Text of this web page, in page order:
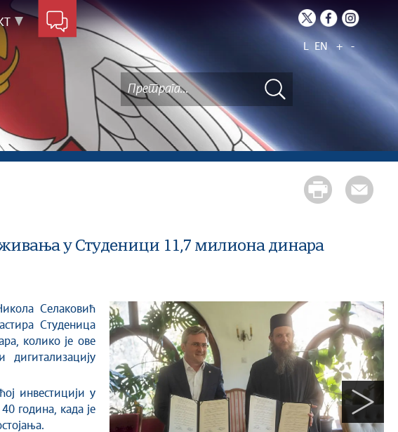
L EN + -
у Студеници 11,7 милиона динара
Студеница
колико је ове
дигитализацију
инвестицији у
година, када је